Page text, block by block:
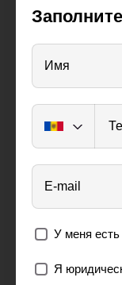
Имя
E-mail
У меня
Я